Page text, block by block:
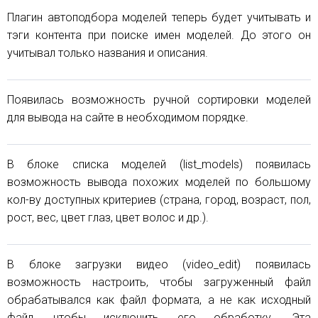
Плагин автоподбора моделей теперь будет учитывать и
тэги контента при поиске имен моделей. До этого он
учитывал только названия и описания.
Появилась возможность ручной сортировки моделей
для вывода на сайте в необходимом порядке.
В блоке списка моделей (list_models) появилась
возможность вывода похожих моделей по большому
кол-ву доступных критериев (страна, город, возраст, пол,
рост, вес, цвет глаз, цвет волос и др.).
В блоке загрузки видео (video_edit) появилась
возможность настроить, чтобы загруженный файл
обрабатывался как файл формата, а не как исходный